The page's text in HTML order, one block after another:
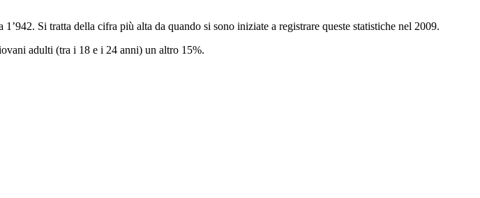
Si tratta della cifra più alta da quando si sono iniziate a registrare queste statistiche nel 2009.
adulti (tra i 18 e i 24 anni) un altro 15%.